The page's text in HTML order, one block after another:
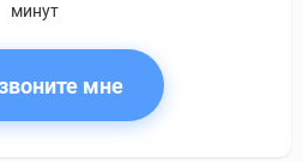
минут
мне